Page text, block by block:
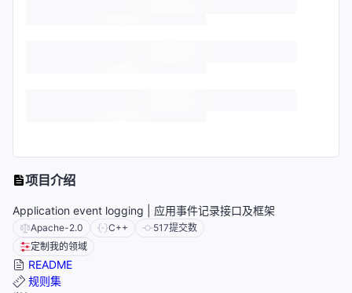
项目介绍
Application event logging | 应用事件记录接口及框架
Apache-2.0 C++ 517提交数
定制我的领域
README
规则集